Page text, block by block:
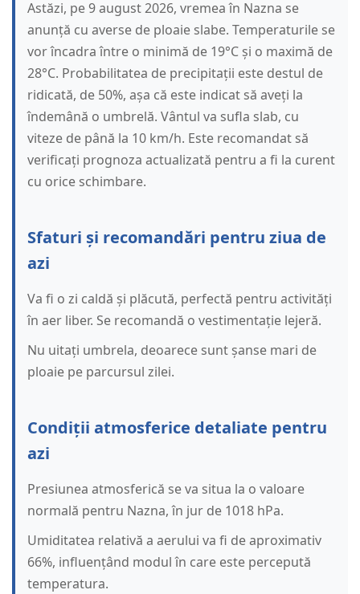
Astăzi, pe 9 august 2026, vremea în Nazna se
anunță cu averse de ploaie slabe. Temperaturile se
vor încadra între o minimă de 19°C și o maximă de
28°C. Probabilitatea de precipitații este destul de
ridicată, de 50%, așa că este indicat să aveți la
îndemână o umbrelă. Vântul va sufla slab, cu
viteze de până la 10 km/h. Este recomandat să
verificați prognoza actualizată pentru a fi la curent
cu orice schimbare.
Sfaturi și recomandări pentru ziua de
azi
Va fi o zi caldă și plăcută, perfectă pentru activități
în aer liber. Se recomandă o vestimentație lejeră.
Nu uitați umbrela, deoarece sunt șanse mari de
ploaie pe parcursul zilei.
Condiții atmosferice detaliate pentru
azi
Presiunea atmosferică se va situa la o valoare
normală pentru Nazna, în jur de 1018 hPa.
Umiditatea relativă a aerului va fi de aproximativ
66%, influențând modul în care este percepută
temperatura.